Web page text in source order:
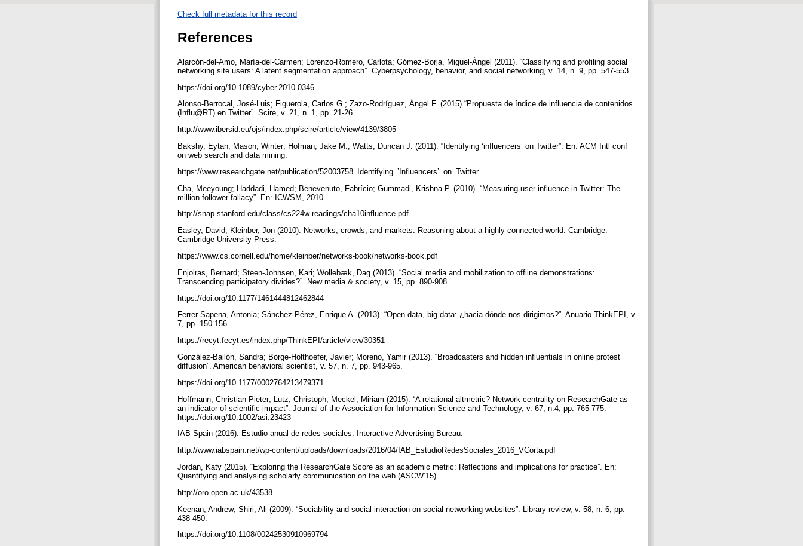
Check full metadata for this record
References
Alarcón-del-Amo, María-del-Carmen; Lorenzo-Romero, Carlota; Gómez-Borja, Miguel-Ángel (2011). “Classifying and profiling social
networking site users: A latent segmentation approach”. Cyberpsychology, behavior, and social networking, v. 14, n. 9, pp. 547-553.
https://doi.org/10.1089/cyber.2010.0346
Alonso-Berrocal, José-Luis; Figuerola, Carlos G.; Zazo-Rodríguez, Ángel F. (2015) “Propuesta de índice de influencia de contenidos
(Influ@RT) en Twitter”. Scire, v. 21, n. 1, pp. 21-26.
http://www.ibersid.eu/ojs/index.php/scire/article/view/4139/3805
Bakshy, Eytan; Mason, Winter; Hofman, Jake M.; Watts, Duncan J. (2011). “Identifying ‘influencers’ on Twitter”. En: ACM Intl conf
on web search and data mining.
https://www.researchgate.net/publication/52003758_Identifying_’Influencers’_on_Twitter
Cha, Meeyoung; Haddadi, Hamed; Benevenuto, Fabrício; Gummadi, Krishna P. (2010). “Measuring user influence in Twitter: The
million follower fallacy”. En: ICWSM, 2010.
http://snap.stanford.edu/class/cs224w-readings/cha10influence.pdf
Easley, David; Kleinber, Jon (2010). Networks, crowds, and markets: Reasoning about a highly connected world. Cambridge:
Cambridge University Press.
https://www.cs.cornell.edu/home/kleinber/networks-book/networks-book.pdf
Enjolras, Bernard; Steen-Johnsen, Kari; Wollebæk, Dag (2013). “Social media and mobilization to offline demonstrations:
Transcending participatory divides?”. New media & society, v. 15, pp. 890-908.
https://doi.org/10.1177/1461444812462844
Ferrer-Sapena, Antonia; Sánchez-Pérez, Enrique A. (2013). “Open data, big data: ¿hacia dónde nos dirigimos?”. Anuario ThinkEPI, v.
7, pp. 150-156.
https://recyt.fecyt.es/index.php/ThinkEPI/article/view/30351
González-Bailón, Sandra; Borge-Holthoefer, Javier; Moreno, Yamir (2013). “Broadcasters and hidden influentials in online protest
diffusion”. American behavioral scientist, v. 57, n. 7, pp. 943-965.
https://doi.org/10.1177/0002764213479371
Hoffmann, Christian-Pieter; Lutz, Christoph; Meckel, Miriam (2015). “A relational altmetric? Network centrality on ResearchGate as
an indicator of scientific impact”. Journal of the Association for Information Science and Technology, v. 67, n.4, pp. 765-775.
https://doi.org/10.1002/asi.23423
IAB Spain (2016). Estudio anual de redes sociales. Interactive Advertising Bureau.
http://www.iabspain.net/wp-content/uploads/downloads/2016/04/IAB_EstudioRedesSociales_2016_VCorta.pdf
Jordan, Katy (2015). “Exploring the ResearchGate Score as an academic metric: Reflections and implications for practice”. En:
Quantifying and analysing scholarly communication on the web (ASCW’15).
http://oro.open.ac.uk/43538
Keenan, Andrew; Shiri, Ali (2009). “Sociability and social interaction on social networking websites”. Library review, v. 58, n. 6, pp.
438-450.
https://doi.org/10.1108/00242530910969794